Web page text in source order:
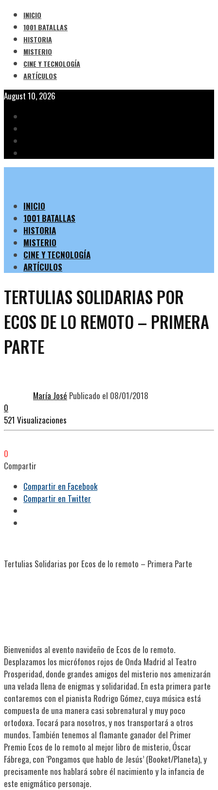
INICIO
1001 BATALLAS
HISTORIA
MISTERIO
CINE Y TECNOLOGÍA
ARTÍCULOS
August 10, 2026
INICIO
1001 BATALLAS
HISTORIA
MISTERIO
CINE Y TECNOLOGÍA
ARTÍCULOS
TERTULIAS SOLIDARIAS POR
ECOS DE LO REMOTO – PRIMERA
PARTE
María José Publicado el 08/01/2018
0
521 Visualizaciones
0
Compartir
Compartir en Facebook
Compartir en Twitter
Tertulias Solidarias por Ecos de lo remoto – Primera Parte
Bienvenidos al evento navideño de Ecos de lo remoto.
Desplazamos los micrófonos rojos de Onda Madrid al Teatro
Prosperidad, donde grandes amigos del misterio nos amenizarán
una velada llena de enigmas y solidaridad. En esta primera parte
contaremos con el pianista Rodrigo Gómez, cuya música está
compuesta de una manera casi sobrenatural y muy poco
ortodoxa. Tocará para nosotros, y nos transportará a otros
mundos. También tenemos al flamante ganador del Primer
Premio Ecos de lo remoto al mejor libro de misterio, Óscar
Fábrega, con ‘Pongamos que hablo de Jesús’ (Booket/Planeta), y
precisamente nos hablará sobre él nacimiento y la infancia de
este enigmático personaje.